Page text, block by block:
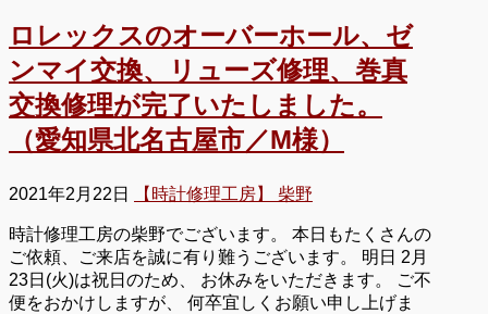
ロレックスのオーバーホール、ゼ
ンマイ交換、リューズ修理、巻真
交換修理が完了いたしました。
（愛知県北名古屋市／M様）
2021年2月22日 【時計修理工房】 柴野
時計修理工房の柴野でございます。 本日もたくさんの
ご依頼、ご来店を誠に有り難うございます。 明日 2月
23日(火)は祝日のため、 お休みをいただきます。 ご不
便をおかけしますが、 何卒宜しくお願い申し上げま